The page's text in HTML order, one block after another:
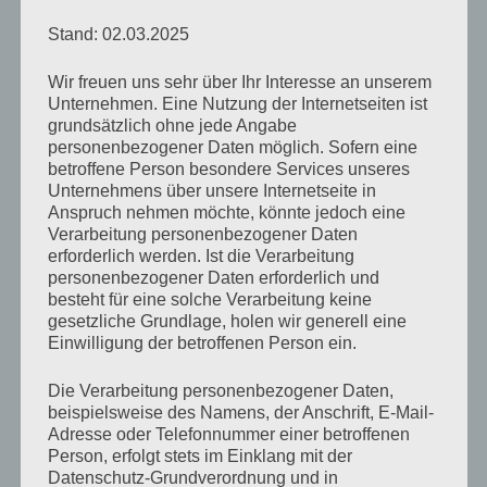
Das letzte Königkind
vonRocko Kakoschke Januar 21, 2019
Keine
Kommentare
„Das
letzte
Königskind“
von
YouTube
anzeigen
Hier klicken, um den Inhalt von YouTube
anzuzeigen.
Erfahre mehr in derDatenschutzerklärung von
YouTube
Inhalt von YouTube immer anzeigen
Stand: 02.03.2025
Wir freuen uns sehr über Ihr Interesse an unserem
Unternehmen. Eine Nutzung der Internetseiten ist
grundsätzlich ohne jede Angabe
personenbezogener Daten möglich. Sofern eine
betroffene Person besondere Services unseres
Unternehmens über unsere Internetseite in
Anspruch nehmen möchte, könnte jedoch eine
Verarbeitung personenbezogener Daten
erforderlich werden. Ist die Verarbeitung
personenbezogener Daten erforderlich und
besteht für eine solche Verarbeitung keine
gesetzliche Grundlage, holen wir generell eine
Einwilligung der betroffenen Person ein.
Die Verarbeitung personenbezogener Daten,
beispielsweise des Namens, der Anschrift, E-Mail-
Adresse oder Telefonnummer einer betroffenen
Person, erfolgt stets im Einklang mit der
Datenschutz-Grundverordnung und in